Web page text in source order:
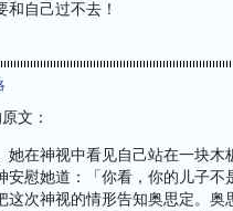
和自己过不去！
文：
她在神视中看见自己站在一块
安慰她道：「你看，你的儿子
这次神视的情形告知奥思定。